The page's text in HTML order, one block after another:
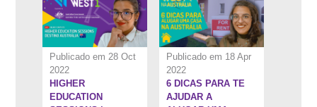
AUSTRÁLIA - #3
Publicado em 28 Oct
2022
HIGHER
EDUCATION
Publicado em 18 Apr
2022
6 DICAS PARA TE
AJUDAR A